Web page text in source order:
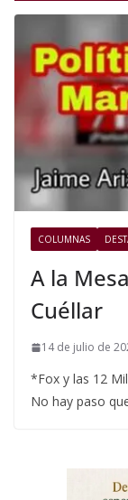
COLUMNAS
A la
Cuéllar
14 de julio de
*Fox y las 12
No hay paso